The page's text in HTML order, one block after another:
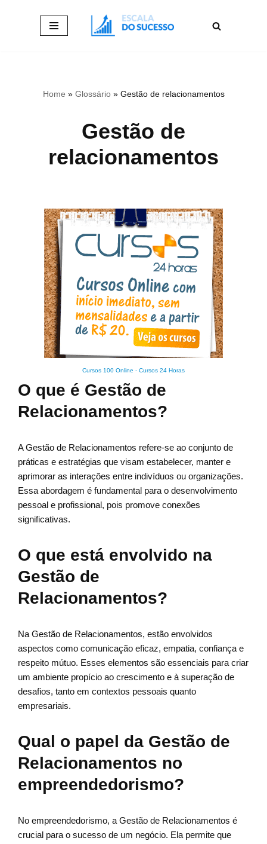
Home » Glossário» Gestão de relacionamentos
Gestão de
relacionamentos
Cursos 100 Online - Cursos 24 Horas
O que é Gestão de
Relacionamentos?
A Gestão de Relacionamentos refere-se ao conjunto de
práticas e estratégias que visam estabelecer, manter e
aprimorar as interações entre indivíduos ou organizações.
Essa abordagem é fundamental para o desenvolvimento
pessoal e profissional, pois promove conexões
significativas.
O que está envolvido na
Gestão de
Relacionamentos?
Na Gestão de Relacionamentos, estão envolvidos
aspectos como comunicação eficaz, empatia, confiança e
respeito mútuo. Esses elementos são essenciais para criar
um ambiente propício ao crescimento e à superação de
desafios, tanto em contextos pessoais quanto
empresariais.
Qual o papel da Gestão de
Relacionamentos no
empreendedorismo?
No empreendedorismo, a Gestão de Relacionamentos é
crucial para o sucesso de um negócio. Ela permite que